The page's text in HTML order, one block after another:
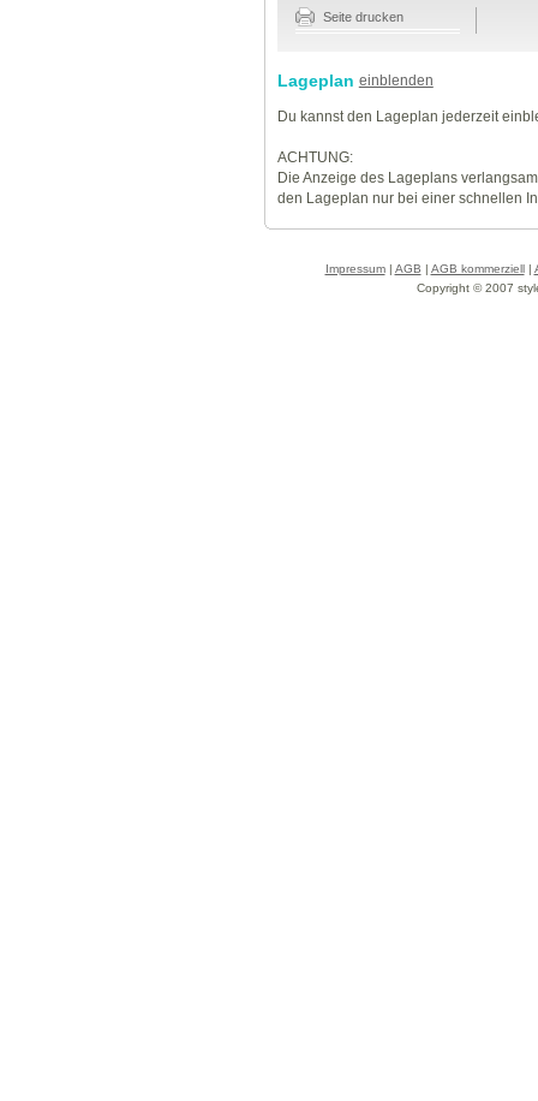
Seite drucken
Lageplan einblenden
Du kannst den Lageplan jederzeit
ACHTUNG:
Die Anzeige des Lageplans
den Lageplan nur bei einer schnellen
Impressum| AGB | AGB kommerziell|
Copyright © 2007